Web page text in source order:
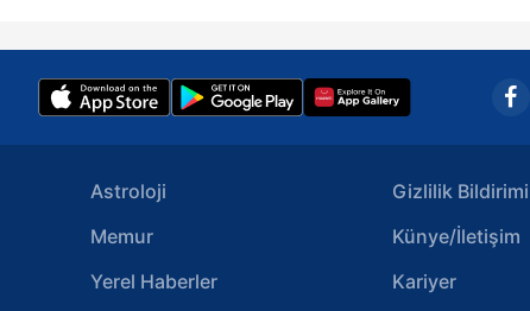
Astroloji
Memur
Yerel Haberler
Gizlilik Bildirimi
Künye/İletişim
Kariyer